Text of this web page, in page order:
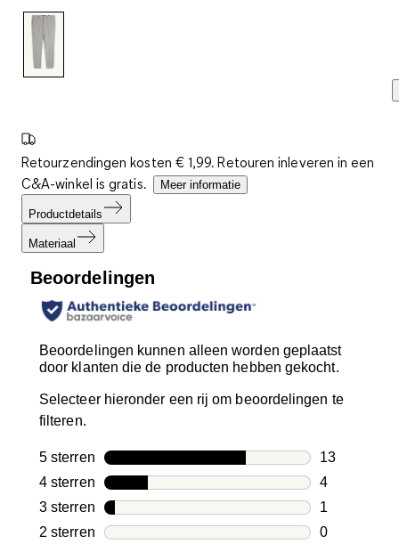
Retourzendingen kosten € 1,99. Retouren inleveren in een
C&A-winkel is gratis.
Meer informatie
Productdetails
Materiaal
Beoordelingen
Beoordelingen kunnen alleen worden geplaatst
door klanten die de producten hebben gekocht.
Selecteer hieronder een rij om beoordelingen te
filteren.
5 sterren sterren
13
13
4 sterren sterren
4
4
3 sterren sterren
1
1
2 sterren sterren 0